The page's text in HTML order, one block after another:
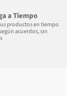
a Tiempo
productos en tiempo
acuerdos, sin